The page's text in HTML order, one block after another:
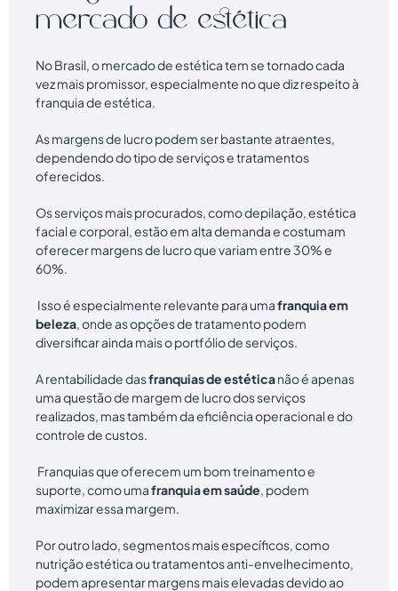
mercado de estética
No Brasil, o mercado de estética tem se tornado cada
vez mais promissor, especialmente no que diz respeito à
franquia de estética.
As margens de lucro podem ser bastante atraentes,
dependendo do tipo de serviços e tratamentos
oferecidos.
Os serviços mais procurados, como depilação, estética
facial e corporal, estão em alta demanda e costumam
oferecer margens de lucro que variam entre 30% e
60%.
Isso é especialmente relevante para umafranquia em
beleza, onde as opções de tratamento podem
diversificar ainda mais o portfólio de serviços.
A rentabilidade dasfranquias de estéticanão é apenas
uma questão de margem de lucro dos serviços
realizados, mas também da eficiência operacional e do
controle de custos.
Franquias que oferecem um bom treinamento e
suporte, como umafranquia em saúde, podem
maximizar essa margem.
Por outro lado, segmentos mais específicos, como
nutrição estética ou tratamentos anti-envelhecimento,
podem apresentar margens mais elevadas devido ao